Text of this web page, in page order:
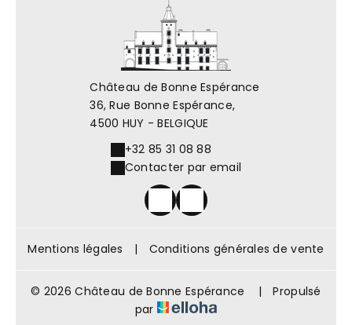
Château de Bonne Espérance
36, Rue Bonne Espérance,
4500 HUY - BELGIQUE
+32 85 31 08 88
Contacter par email
Mentions légales | Conditions générales de vente
© 2026 Château de Bonne Espérance |
Propulsé
par